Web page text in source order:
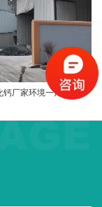
钙厂家环境一角